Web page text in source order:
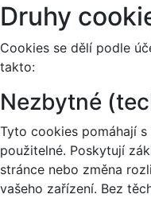
Druhy
Cookies se dělí podle
takto:
Nezbytné
Tyto cookies pomáhají
použitelné. Poskytují
stránce nebo změna
vašeho zařízení. Bez